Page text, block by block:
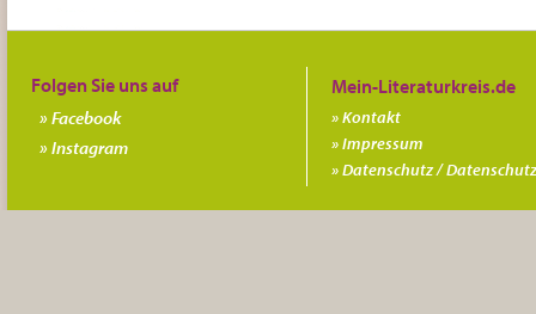
Kontakt
Impressum
Datenschutz /
Folgen Sie uns auf
Facebook
Instagram